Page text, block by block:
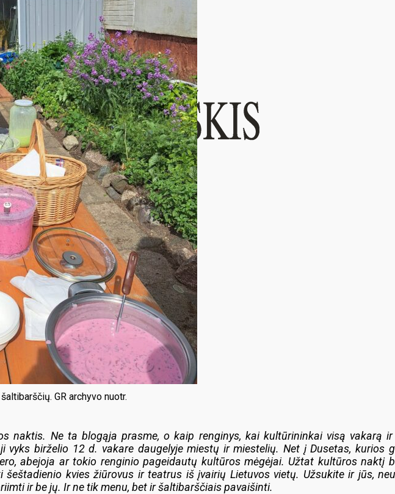
GR archyvo nuotr.
naktis. Ne ta blogąja prasme, o kaip renginys, kai kultūrininkai visą vakarą
birželio 12 d. vakare daugelyje miestų ir miestelių. Net į Dusetas, kurios
abejoja ar tokio renginio pageidautų kultūros mėgėjai. Užtat kultūros naktį
šeštadienio kvies žiūrovus ir teatrus iš įvairių Lietuvos vietų. Užsukite ir jūs,
ir be jų. Ir ne tik menu, bet ir šaltibarščiais pavaišinti.